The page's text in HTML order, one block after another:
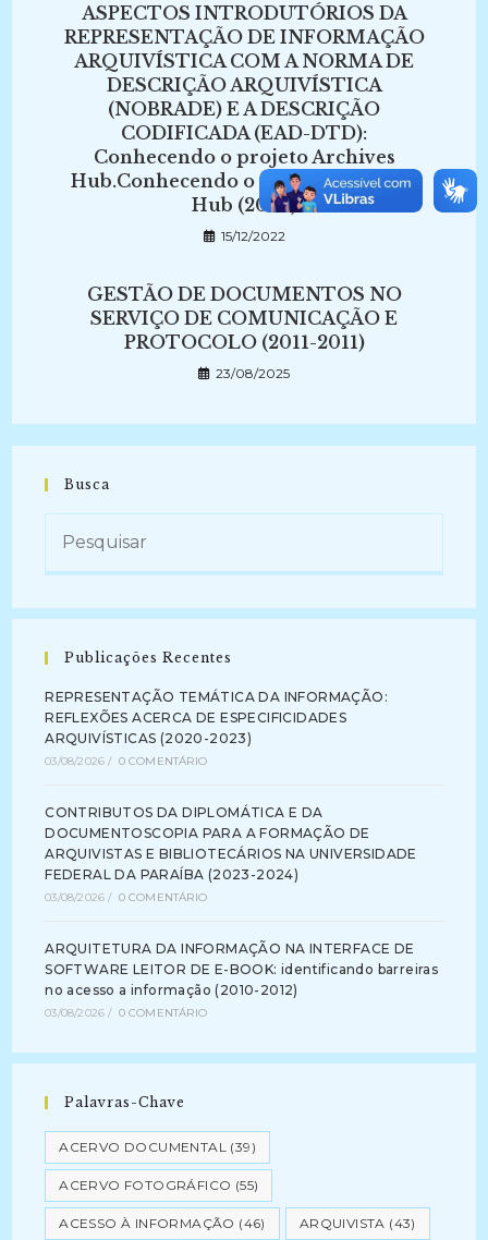
ASPECTOS INTRODUTÓRIOS DA
REPRESENTAÇÃO DE INFORMAÇÃO
ARQUIVÍSTICA COM A NORMA DE
DESCRIÇÃO ARQUIVÍSTICA
(NOBRADE) E A DESCRIÇÃO
CODIFICADA (EAD-DTD):
Conhecendo o projeto Archives
Hub.Conhecendo o projeto Archives
Hub (2007)
15/12/2022
GESTÃO DE DOCUMENTOS NO
SERVIÇO DE COMUNICAÇÃO E
PROTOCOLO (2011-2011)
23/08/2025
Busca
Publicações Recentes
REPRESENTAÇÃO TEMÁTICA DA INFORMAÇÃO:
REFLEXÕES ACERCA DE ESPECIFICIDADES
ARQUIVÍSTICAS (2020-2023)
03/08/2026 / 0 COMENTÁRIO
CONTRIBUTOS DA DIPLOMÁTICA E DA
DOCUMENTOSCOPIA PARA A FORMAÇÃO DE
ARQUIVISTAS E BIBLIOTECÁRIOS NA UNIVERSIDADE
FEDERAL DA PARAÍBA (2023-2024)
03/08/2026 / 0 COMENTÁRIO
ARQUITETURA DA INFORMAÇÃO NA INTERFACE DE
SOFTWARE LEITOR DE E-BOOK: identificando barreiras
no acesso a informação (2010-2012)
03/08/2026 / 0 COMENTÁRIO
Palavras-Chave
ACERVO DOCUMENTAL (39)
ACERVO FOTOGRÁFICO (55)
ACESSO À INFORMAÇÃO (46) ARQUIVISTA (43)